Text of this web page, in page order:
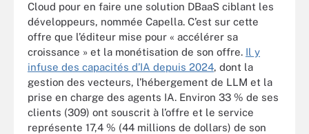
Cloud pour en faire une solution DBaaS ciblant les
développeurs, nommée Capella. C’est sur cette
offre que l’éditeur mise pour « accélérer sa
croissance » et la monétisation de son offre. Il y
infuse des capacités d’IA depuis 2024, dont la
gestion des vecteurs, l’hébergement de LLM et la
prise en charge des agents IA. Environ 33 % de ses
clients (309) ont souscrit à l’offre et le service
représente 17,4 % (44 millions de dollars) de son